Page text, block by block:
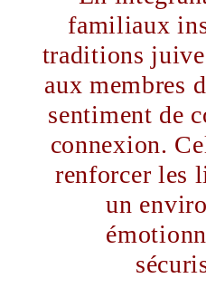
familiaux
traditions
aux membres
sentiment de
connexion.
renforcer les
un